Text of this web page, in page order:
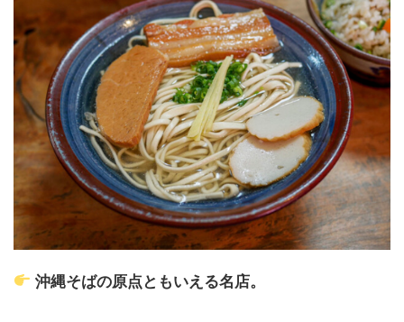
沖縄そばの原点ともいえる名店。